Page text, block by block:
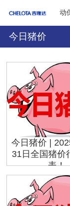
动
今日猪价
今日猪价 |
31日全国猪价
表！